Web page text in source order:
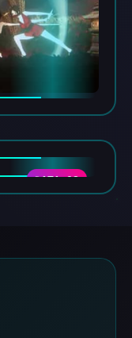
DATA-03